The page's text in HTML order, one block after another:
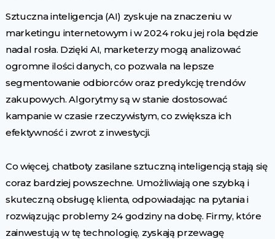
Sztuczna inteligencja (AI) zyskuje na znaczeniu w
marketingu internetowym i w 2024 roku jej rola będzie
nadal rosła. Dzięki AI, marketerzy mogą analizować
ogromne ilości danych, co pozwala na lepsze
segmentowanie odbiorców oraz predykcję trendów
zakupowych. Algorytmy są w stanie dostosować
kampanie w czasie rzeczywistym, co zwiększa ich
efektywność i zwrot z inwestycji.
Co więcej, chatboty zasilane sztuczną inteligencją stają się
coraz bardziej powszechne. Umożliwiają one szybką i
skuteczną obsługę klienta, odpowiadając na pytania i
rozwiązując problemy 24 godziny na dobę. Firmy, które
zainwestują w tę technologię, zyskają przewagę